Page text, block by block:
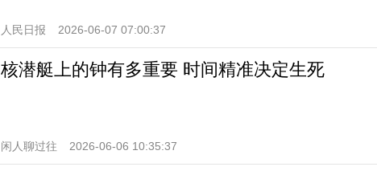
人民日报 2026-06-07 07:00:37
核潜艇上的钟有多重要 时间精准决定生死
闲人聊过往 2026-06-06 10:35:37